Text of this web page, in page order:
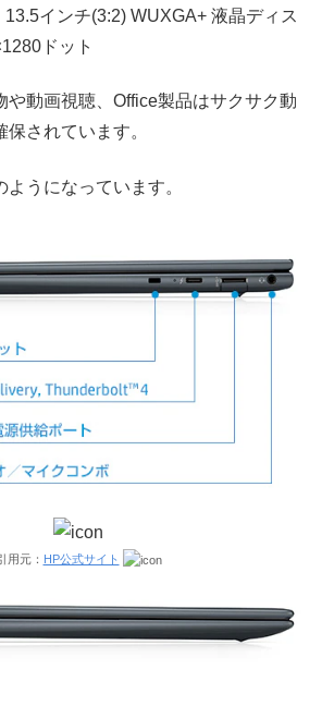
インチ(3:2) WUXGA+ 液晶ディス
ドット
や動画視聴、Office製品はサクサク動
されています。
うになっています。
用元： HP公式サイト